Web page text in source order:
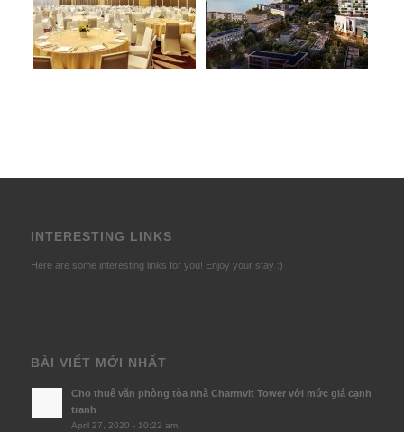
INTERESTING LINKS
Here are some interesting links for you! Enjoy your stay :)
BÀI VIẾT MỚI NHẤT
Cho thuê văn phòng tòa nhà Charmvit Tower với mức giá cạnh
tranh
April 27, 2020 - 10:22 am